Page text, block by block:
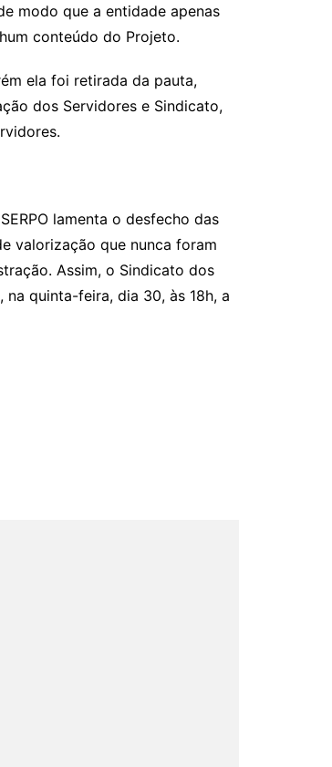
modo que a entidade apenas
conteúdo do Projeto.
ela foi retirada da pauta,
dos Servidores e Sindicato,
lamenta o desfecho das
valorização que nunca foram
Assim, o Sindicato dos
quinta-feira, dia 30, às 18h, a